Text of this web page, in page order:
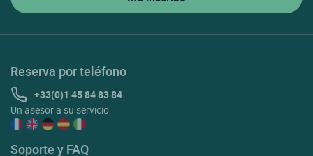
Reserva por teléfono
+33(0)1 45 84 83 84
Un asesor a su servicio
Soporte y FAQ